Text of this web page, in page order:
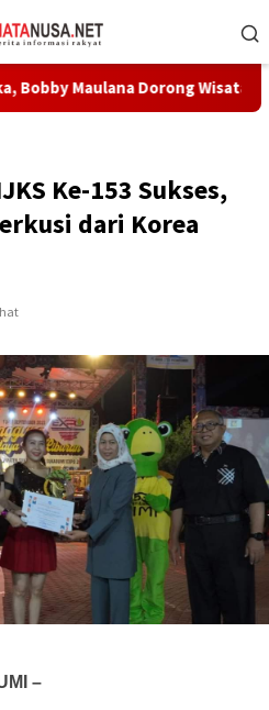
Dorong Wisata Budaya Kota
Ke-153 Sukses,
dari Korea
–